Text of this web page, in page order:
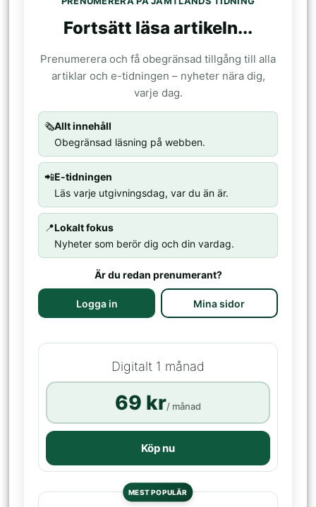
Fortsätt läsa artikeln...
Prenumerera och få obegränsad tillgång till alla
artiklar och e-tidningen – nyheter nära dig,
varje dag.
🗞️Allt innehåll
Obegränsad läsning på webben.
📲E-tidningen
Läs varje utgivningsdag, var du än är.
📍Lokalt fokus
Nyheter som berör dig och din vardag.
Är du redan prenumerant?
Logga in Mina sidor
Digitalt 1 månad
69 kr/ månad
Köp nu
MEST POPULÄR